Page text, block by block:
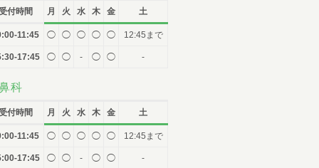
付時間 月 火 水 木 金 土
11:45 ◯ ◯ ◯ ◯ ◯ 12:45まで
17:45 ◯ ◯ - ◯ ◯ -
科
付時間 月 火 水 木 金 土
11:45 ◯ ◯ ◯ ◯ ◯ 12:45まで
17:45 ◯ ◯ - ◯ ◯ -